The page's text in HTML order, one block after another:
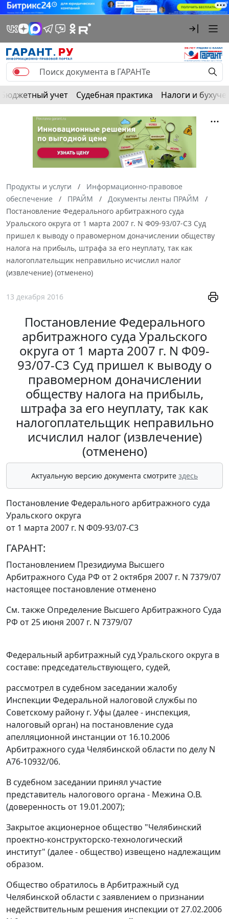
Бюджетный учет Судебная практика Налоги и
Продукты и услуги
Информационно-правовое
обеспечение
ПРАЙМ
Документы ленты ПРАЙМ
Постановление Федерального арбитражного суда
Уральского округа от 1 марта 2007 г. N Ф09-93/07-С3 Суд
пришел к выводу о правомерном доначислении обществу
налога на прибыль, штрафа за его неуплату, так как
налогоплательщик неправильно исчислил налог
(извлечение) (отменено)
13 декабря 2016
Постановление Федерального
арбитражного суда Уральского
округа от 1 марта 2007 г. N Ф09-
93/07-С3 Суд пришел к выводу о
правомерном доначислении
обществу налога на прибыль,
штрафа за его неуплату, так как
налогоплательщик неправильно
исчислил налог (извлечение)
(отменено)
Актуальную версию документа смотрите здесь
Постановление Федерального арбитражного суда
Уральского округа
от 1 марта 2007 г. N Ф09-93/07-С3
ГАРАНТ:
Постановлением Президиума Высшего
Арбитражного Суда РФ от 2 октября 2007 г. N 7379/07
настоящее постановление отменено
См. также Определение Высшего Арбитражного Суда
РФ от 25 июня 2007 г. N 7379/07
Федеральный арбитражный суд Уральского округа в
составе: председательствующего, судей,
рассмотрел в судебном заседании жалобу
Инспекции Федеральной налоговой службы по
Советскому району г. Уфы (далее - инспекция,
налоговый орган) на постановление суда
апелляционной инстанции от 16.10.2006
Арбитражного суда Челябинской области по делу N
А76-10932/06.
В судебном заседании принял участие
представитель налогового органа - Межина О.В.
(доверенность от 19.01.2007);
Закрытое акционерное общество "Челябинский
проектно-конструкторско-технологический
институт" (далее - общество) извещено надлежащим
образом.
Общество обратилось в Арбитражный суд
Челябинской области с заявлением о признании
недействительным решения инспекции от 27.02.2006